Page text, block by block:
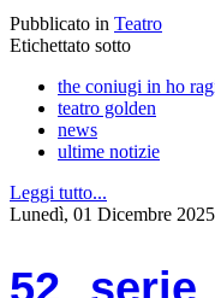
Pubblicato in Teatro
Etichettato sotto
the coniugi in ho
teatro golden
news
ultime notizie
Leggi tutto...
Lunedì, 01 Dicembre